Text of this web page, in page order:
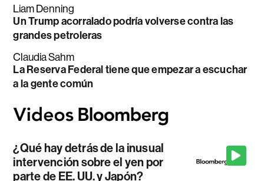
Liam Denning
Un Trump acorralado podría volverse contra las
grandes petroleras
Claudia Sahm
La Reserva Federal tiene que empezar a escuchar
a la gente común
¿Qué hay detrás de la inusual
intervención sobre el yen por
parte de EE. UU. y Japón?